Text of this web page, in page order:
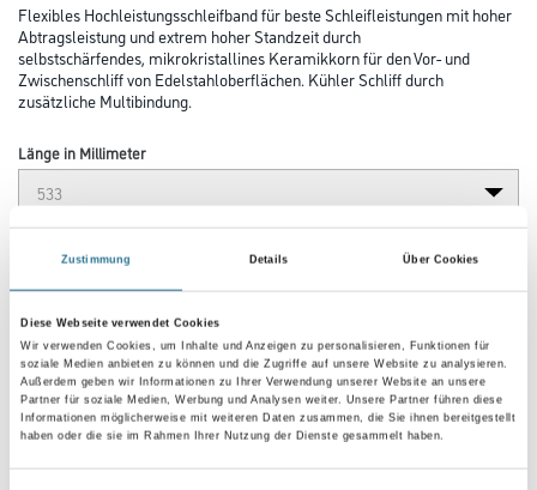
Zustimmung Details Über Cookies
Diese Webseite verwendet Cookies
Wir verwenden Cookies, um Inhalte und Anzeigen zu personalisieren, Funktionen für
soziale Medien anbieten zu können und die Zugriffe auf unsere Website zu analysieren.
Außerdem geben wir Informationen zu Ihrer Verwendung unserer Website an unsere
Partner für soziale Medien, Werbung und Analysen weiter. Unsere Partner führen diese
Informationen möglicherweise mit weiteren Daten zusammen, die Sie ihnen bereitgestellt
haben oder die sie im Rahmen Ihrer Nutzung der Dienste gesammelt haben.
Flexibles Hochleistungsschleifband für beste Schleifleistungen mit hoher
Abtragsleistung und extrem hoher Standzeit durch
selbstschärfendes, mikrokristallines Keramikkorn für den Vor- und
Zwischenschliff von Edelstahloberflächen. Kühler Schliff durch
zusätzliche Multibindung.
Länge in Millimeter
Körnung
Umrechnungsfaktoren